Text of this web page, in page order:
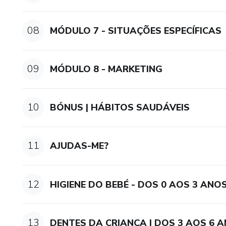
08 MÓDULO 7 - SITUAÇÕES ESPECÍFICAS
09 MÓDULO 8 - MARKETING
10 BÓNUS | HÁBITOS SAUDÁVEIS
11 AJUDAS-ME?
12 HIGIENE DO BEBÉ - DOS 0 AOS 3
13 DENTES DA CRIANÇA | DOS 3 AOS 6